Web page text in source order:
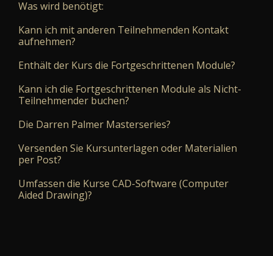
Was wird benötigt:
Kann ich mit anderen Teilnehmenden Kontakt
aufnehmen?
Enthält der Kurs die Fortgeschrittenen Module?
Kann ich die Fortgeschrittenen Module als Nicht-
Teilnehmender buchen?
Die Darren Palmer Masterseries?
Versenden Sie Kursunterlagen oder Materialien
per Post?
Umfassen die Kurse CAD-Software (Computer
Aided Drawing)?